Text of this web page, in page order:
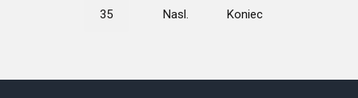
35 Nasl. Koniec